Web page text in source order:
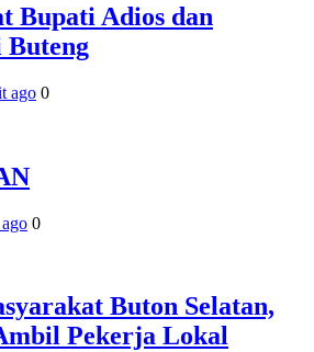
Bupati Adios dan
ago 0
0
Buton Selatan,
Pekerja Lokal